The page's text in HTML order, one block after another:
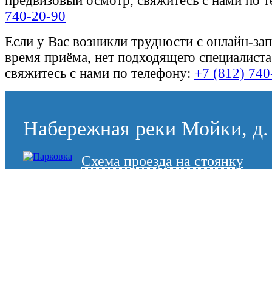
740-20-90
Если у Вас возникли трудности с онлайн-
время приёма, нет подходящего
свяжитесь с нами по телефону: +7 (812)
Набережная реки Мойки,
Схема проезда на стоянку